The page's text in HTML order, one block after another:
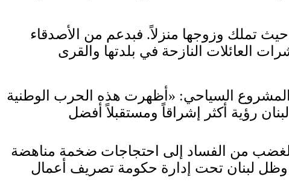
الكورة، على بُعد حوالى 30 ميلاً شمال بيروت، حيث تملك وزوجها منزلاً. فبدعم من الأصدقاء
العائلات النازحة في بلدتها والقرى
المشروع السياحي: «أظهرت هذه الحرب الوطنية
الجائحة. وأدّى الغضب من الفساد إلى احتجاجات ضخمة مناهضة
وقتل المئات. وظل لبنان تحت إدارة حكومة تصريف أعمال